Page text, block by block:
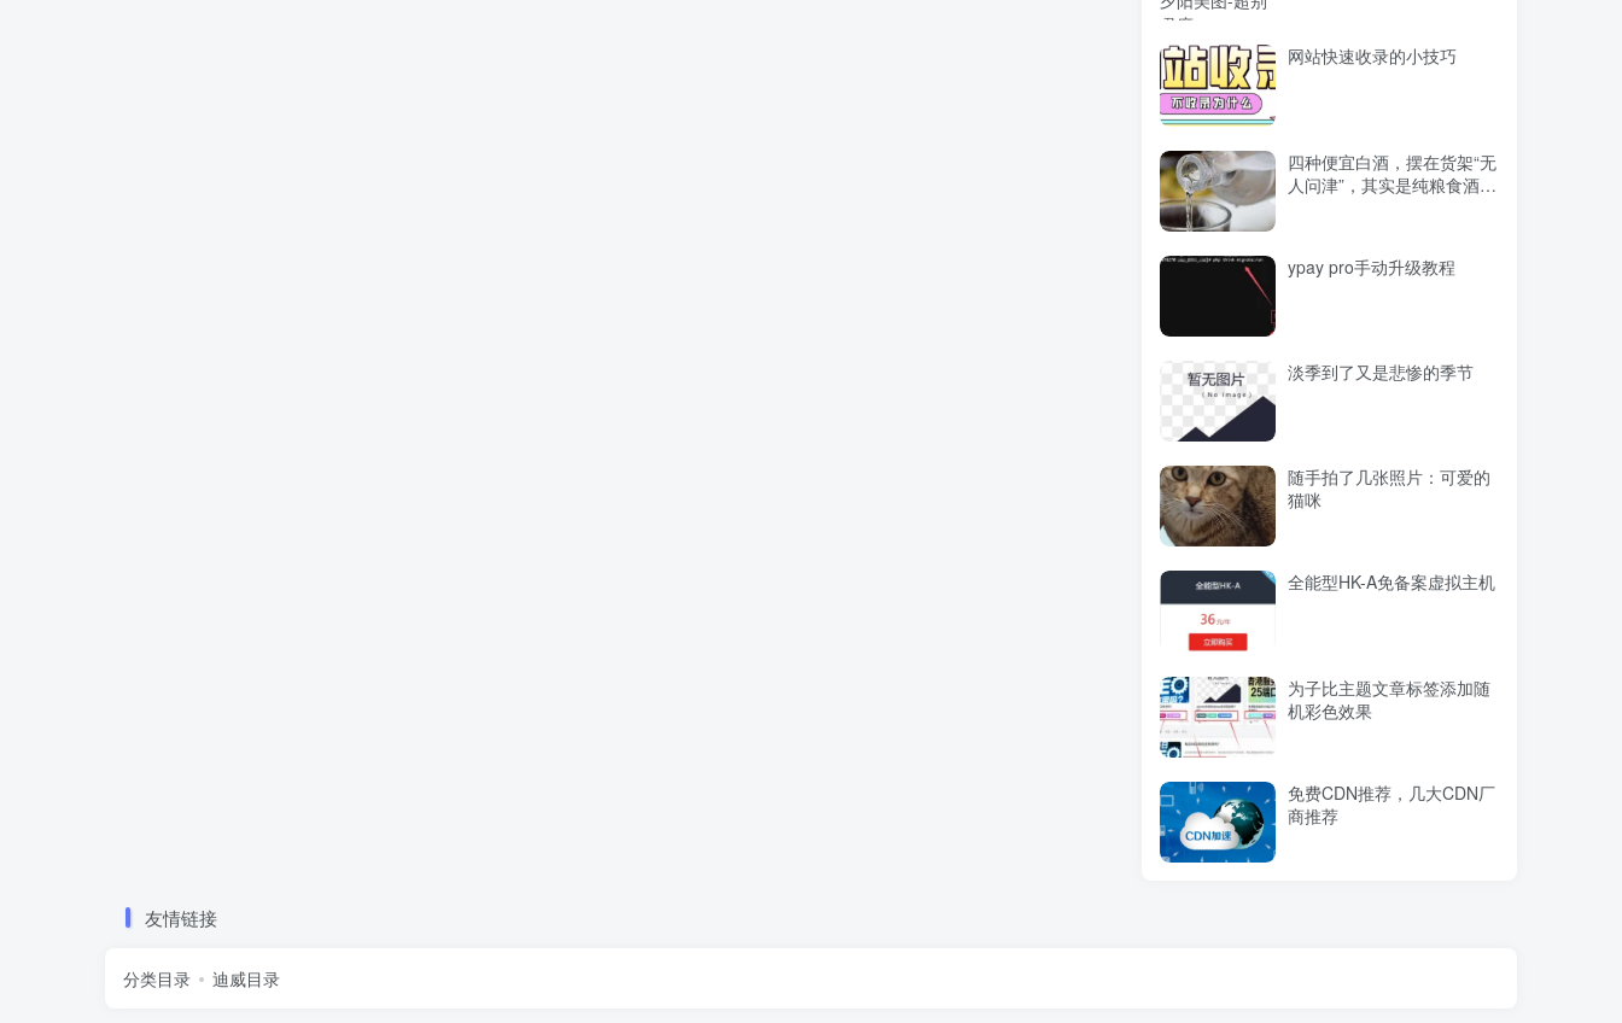
网站快速收录的小技巧
四种便宜白酒，摆在货架“无
人问津”，其实是纯粮食酒，
ypay pro手动升级教程
淡季到了又是悲惨的季节
随手拍了几张照片：可爱的
猫咪
全能型HK-A免备案虚拟主机
为子比主题文章标签添加随
机彩色效果
免费CDN推荐，几大CDN厂
商推荐
友情链接
分类目录 迪威目录